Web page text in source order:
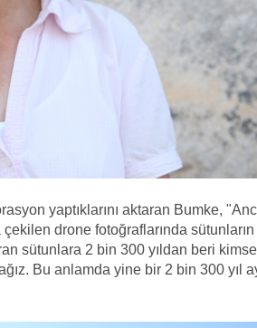
yaptıklarını aktaran Bumke,
drone fotoğraflarında sütunların
sütunlara 2 bin 300 yıldan beri kimse
Bu anlamda yine bir 2 bin 300 yıl